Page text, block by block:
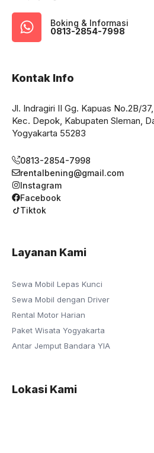
Boking & Informasi
0813-2854-7998
Kontak Info
Jl. Indragiri II Gg. Kapuas No.2B/
Kec. Depok, Kabupaten Sleman,
Yogyakarta 55283
0813-2854-7998
rentalbening@gmail.com
Instagram
Facebook
Tiktok
Layanan Kami
Sewa Mobil Lepas Kunci
Sewa Mobil dengan Driver
Rental Motor Harian
Paket Wisata Yogyakarta
Antar Jemput Bandara YIA
Lokasi Kami